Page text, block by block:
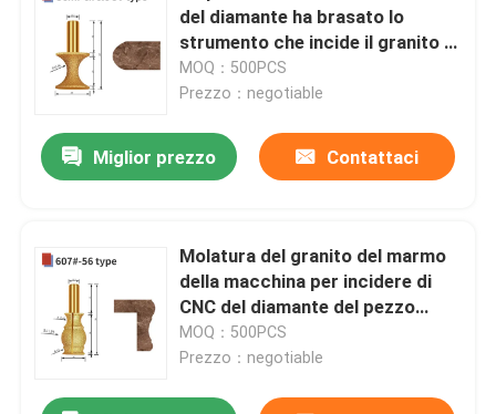
del diamante ha brasato lo
strumento che incide il granito di
marmo di pietra
MOQ：500PCS
Prezzo：negotiable
Miglior prezzo Contattaci
Molatura del granito del marmo
della macchina per incidere di
CNC del diamante del pezzo
607# del router di smusso
MOQ：500PCS
Prezzo：negotiable